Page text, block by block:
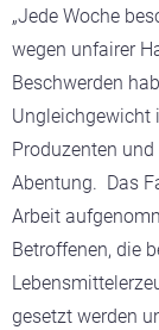
„Jede Woche
wegen unfairer
Beschwerden
Ungleichgewicht
Produzenten
Abentung. Das
Arbeit
Betroffenen, die
gesetzt werden